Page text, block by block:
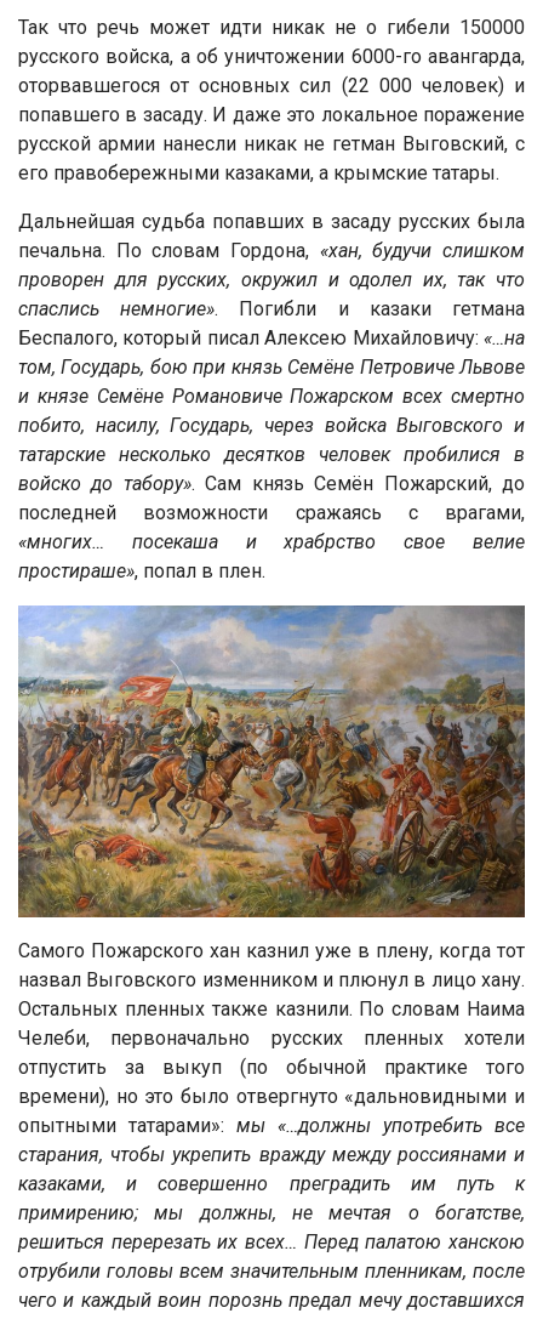
Так что речь может идти никак не о гибели 150000
русского войска, а об уничтожении 6000-го авангарда,
оторвавшегося от основных сил (22 000 человек) и
попавшего в засаду. И даже это локальное поражение
русской армии нанесли никак не гетман Выговский, с
его правобережными казаками, а крымские татары.
Дальнейшая судьба попавших в засаду русских была
печальна. По словам Гордона, «хан, будучи слишком
проворен для русских, окружил и одолел их, так что
спаслись немногие». Погибли и казаки гетмана
Беспалого, который писал Алексею Михайловичу: «…на
том, Государь, бою при князь Семёне Петровиче Львове
и князе Семёне Романовиче Пожарском всех смертно
побито, насилу, Государь, через войска Выговского и
татарские несколько десятков человек пробилися в
войско до табору». Сам князь Семён Пожарский, до
последней возможности сражаясь с врагами,
«многих… посекаша и храбрство свое велие
простираше», попал в плен.
Самого Пожарского хан казнил уже в плену, когда тот
назвал Выговского изменником и плюнул в лицо хану.
Остальных пленных также казнили. По словам Наима
Челеби, первоначально русских пленных хотели
отпустить за выкуп (по обычной практике того
времени), но это было отвергнуто «дальновидными и
опытными татарами»: мы «…должны употребить все
старания, чтобы укрепить вражду между россиянами и
казаками, и совершенно преградить им путь к
примирению; мы должны, не мечтая о богатстве,
решиться перерезать их всех… Перед палатою ханскою
отрубили головы всем значительным пленникам, после
чего и каждый воин порознь предал мечу доставшихся